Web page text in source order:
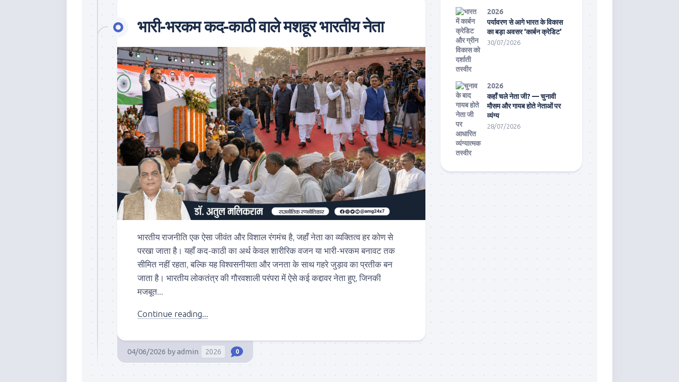
भारी-भरकम कद-काठी वाले मशहूर भारतीय नेता
भारतीय राजनीति एक ऐसा जीवंत और विशाल रंगमंच है, जहाँ नेता का व्यक्तित्व हर कोण से
परखा जाता है। यहाँ कद-काठी का अर्थ केवल शारीरिक वजन या भारी-भरकम बनावट तक
सीमित नहीं रहता, बल्कि यह विश्वसनीयता और जनता के साथ गहरे जुड़ाव का प्रतीक बन
जाता है। भारतीय लोकतंत्र की गौरवशाली परंपरा में ऐसे कई कद्दावर नेता हुए, जिनकी
मजबूत...
Continue reading...
04/06/2026 byadmin 2026 0
2026
पर्यावरण से आगे भारत के विकास
का बड़ा अवसर ‘कार्बन क्रेडिट’
30/07/2026
2026
कहाँ चले नेता जी? — चुनावी
मौसम और गायब होते नेताओं पर
व्यंग्य
28/07/2026